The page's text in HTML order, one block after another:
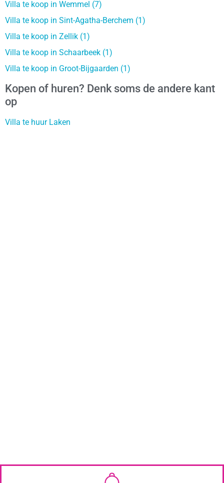
Villa te koop in Wemmel (7)
Villa te koop in Sint-Agatha-Berchem (1)
Villa te koop in Zellik (1)
Villa te koop in Schaarbeek (1)
Villa te koop in Groot-Bijgaarden (1)
Kopen of huren? Denk soms de andere kant
op
Villa te huur Laken